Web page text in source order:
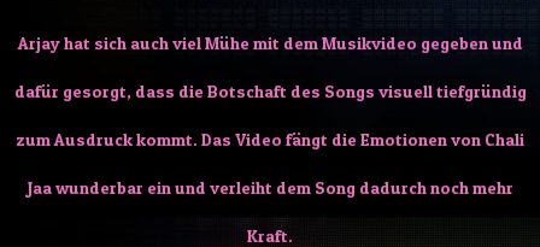
Arjay hat sich auch viel Mühe mit dem Musikvideo gegeben und
dafür gesorgt, dass die Botschaft des Songs visuell tiefgründig
zum Ausdruck kommt. Das Video fängt die Emotionen von Chali
Jaa wunderbar ein und verleiht dem Song dadurch noch mehr
Kraft.